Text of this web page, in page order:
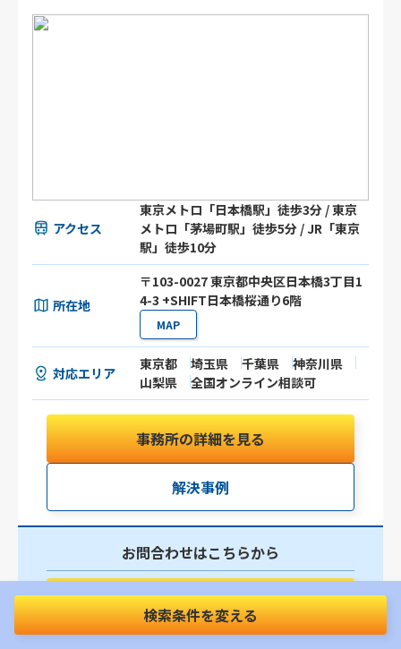
アクセス
東京メトロ「日本橋駅」徒歩3分 / 東京
メトロ「茅場町駅」徒歩5分 / JR「東京
駅」徒歩10分
所在地
〒103-0027 東京都中央区日本橋3丁目1
4-3 +SHIFT日本橋桜通り6階
MAP
対応エリア
東京都 埼玉県 千葉県
神奈川県
山梨県
全国オンライン相談可
事務所の詳細を見る
解決事例
お問合わせはこちらから
電話で問合せ
検索条件を変える